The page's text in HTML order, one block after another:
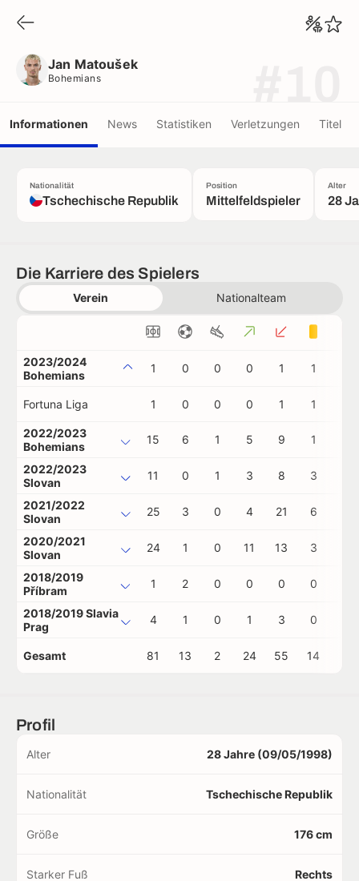
Jan Matoušek
Bohemians
Informationen News Statistiken Verletzungen Titel
Nationalität
Tschechische Republik
Position
Mittelfeldspieler
Alter
28
Die Karriere des Spielers
Verein Nationalteam
2023/2024
Bohemians
1 0 0 0 1 1
Fortuna Liga 1 0 0 0 1 1
2022/2023
Bohemians
15 6 1 5 9 1
2022/2023
Slovan
11 0 1 3 8 3
2021/2022
Slovan
25 3 0 4 21 6
2020/2021
Slovan
24 1 0 11 13 3
2018/2019
Příbram
1 2 0 0 0 0
2018/2019 Slavia
Prag
4 1 0 1 3 0
Gesamt 81 13 2 24 55 14
Profil
Alter 28 Jahre (09/05/1998)
Nationalität Tschechische Republik
Größe 176 cm
Starker Fuß Rechts